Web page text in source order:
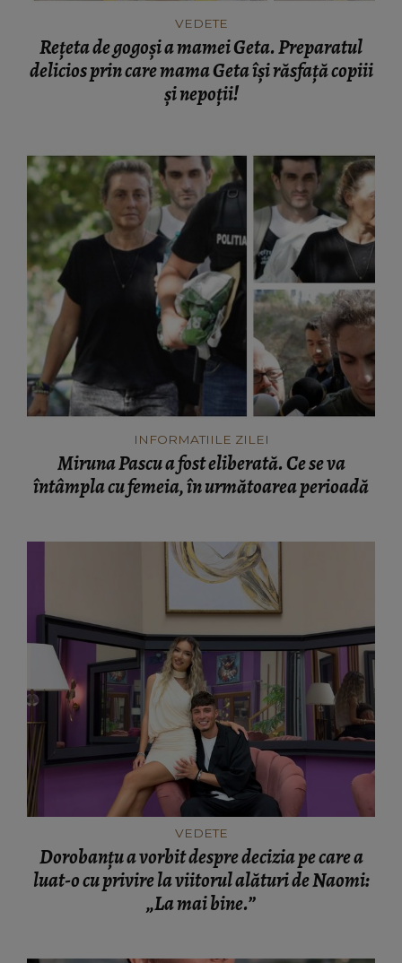
VEDETE
Rețeta de gogoși a mamei Geta. Preparatul
delicios prin care mama Geta își răsfață copiii
și nepoții!
INFORMATIILE ZILEI
Miruna Pascu a fost eliberată. Ce se va
întâmpla cu femeia, în următoarea perioadă
VEDETE
Dorobanțu a vorbit despre decizia pe care a
luat-o cu privire la viitorul alături de Naomi:
„La mai bine.”